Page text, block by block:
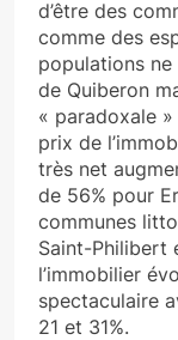
d’être des
comme des
populations ne
de Quiberon
« paradoxale
prix de
très net
de 56% pour
communes
Saint-Philibert
l’immobilier
spectaculaire
21 et 31%.